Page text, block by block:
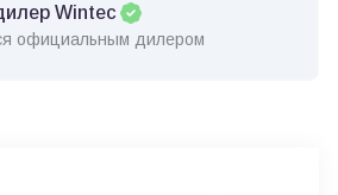
Wintec
официальным дилером